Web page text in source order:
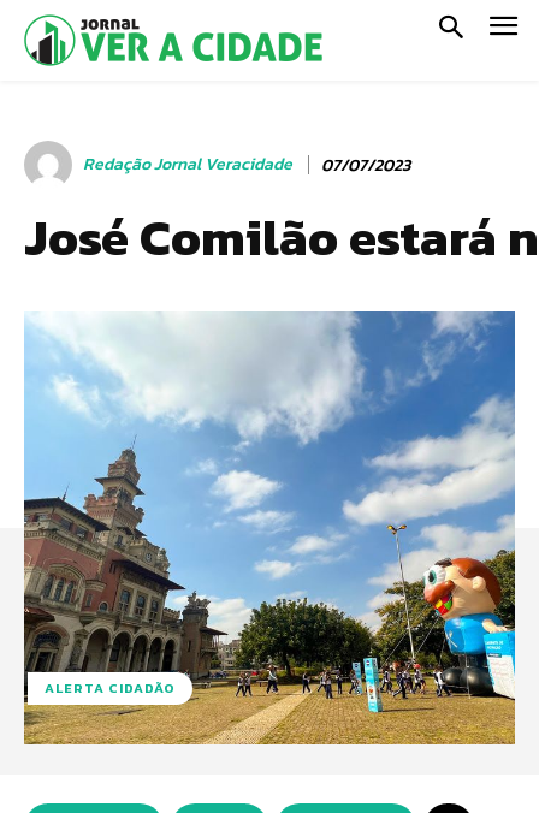
Redação Jornal Veracidade 07/07/2023
José Comilão
ALERTA CIDADÃO